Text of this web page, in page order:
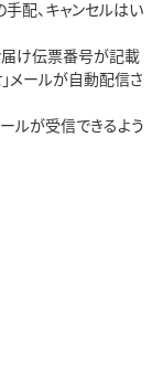
配、キャンセルはい
届け伝票番号が記載
メールが自動配信さ
ルが受信できるよう